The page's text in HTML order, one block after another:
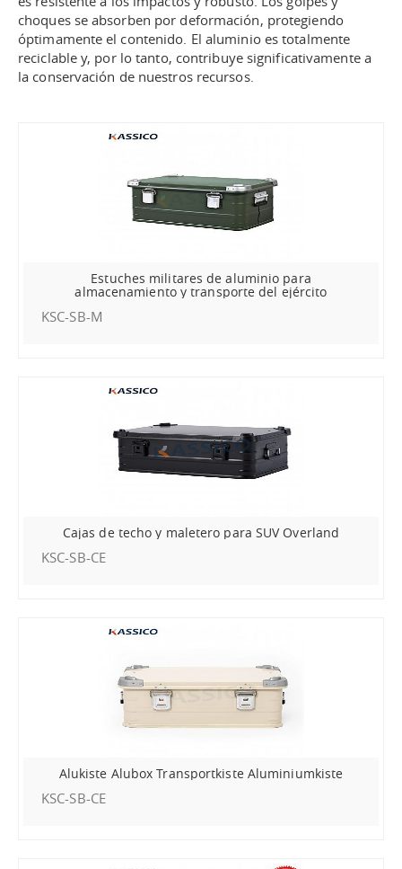
choques se absorben por deformación, protegiendo
óptimamente el contenido. El aluminio es totalmente
reciclable y, por lo tanto, contribuye significativamente a
la conservación de nuestros recursos.
Estuches militares de aluminio para
almacenamiento y transporte del ejército
KSC-SB-M
Cajas de techo y maletero para SUV Overland
KSC-SB-CE
Alukiste Alubox Transportkiste Aluminiumkiste
KSC-SB-CE